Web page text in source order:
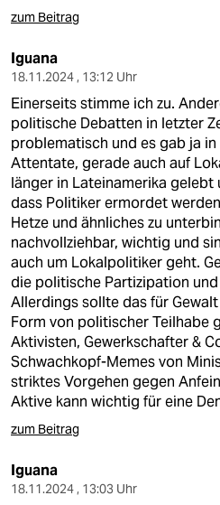
zum Beitrag
Iguana
18.11.2024 , 13:12 Uhr
Einerseits stimme ich zu.
politische Debatten in letzter
problematisch und es gab ja
Attentate, gerade auch auf
länger in Lateinamerika gelebt
dass Politiker ermordet
Hetze und ähnliches zu
nachvollziehbar, wichtig und
auch um Lokalpolitiker geht.
die politische Partizipation
Allerdings sollte das für
Form von politischer Teilhabe
Aktivisten, Gewerkschafter &
Schwachkopf-Memes von
striktes Vorgehen gegen
Aktive kann wichtig für eine
zum Beitrag
Iguana
18.11.2024 , 13:03 Uhr